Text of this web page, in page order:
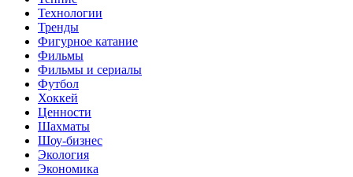
Технологии
Тренды
Фигурное катание
Фильмы
Фильмы и сериалы
Футбол
Хоккей
Ценности
Шахматы
Шоу-бизнес
Экология
Экономика